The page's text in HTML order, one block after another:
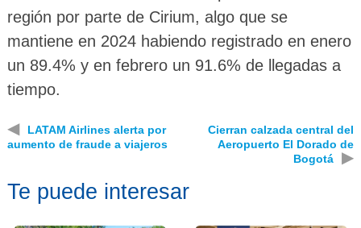
región por parte de Cirium, algo que se
mantiene en 2024 habiendo registrado en enero
un 89.4% y en febrero un 91.6% de llegadas a
tiempo.
◀
LATAM Airlines alerta por
aumento de fraude a viajeros
Cierran calzada central del
Aeropuerto El Dorado de
Bogotá
▶
Te puede interesar